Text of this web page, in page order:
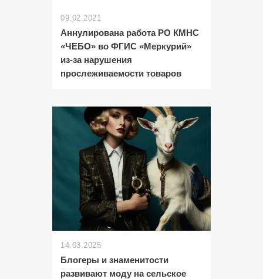
09.02.2021
Аннулирована работа РО КМНС
«ЧЕБО» во ФГИС «Меркурий»
из-за нарушения
прослеживаемости товаров
14.03.2025
Блогеры и знаменитости
развивают моду на сельское